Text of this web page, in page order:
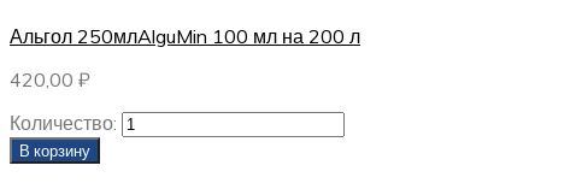
Альгол 250млAlguMin 100 мл на 200 л
420,00 ₽
Количество:
В корзину